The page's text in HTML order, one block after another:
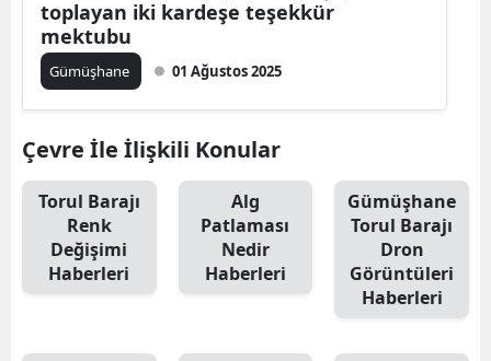
toplayan iki kardeşe teşekkür
mektubu
Gümüşhane 01 Ağustos 2025
Çevre İle İlişkili Konular
Torul Barajı
Renk
Değişimi
Haberleri
Alg
Patlaması
Nedir
Haberleri
Gümüşhane
Torul Barajı
Dron
Görüntüleri
Haberleri